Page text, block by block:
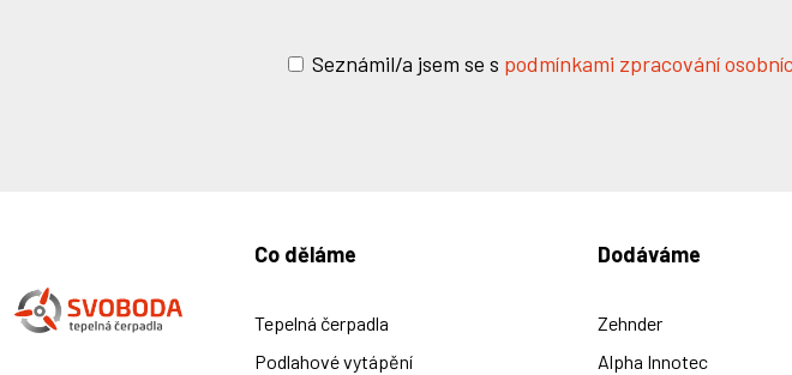
Seznámil/a jsem se s podmínkami zpracování
Co děláme
Tepelná čerpadla
Podlahové vytápění
Dodáváme
Zehnder
Alpha Innotec